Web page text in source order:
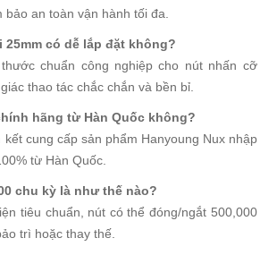
bảo an toàn vận hành tối đa.
có dễ lắp đặt không?
chuẩn công nghiệp cho nút nhấn cỡ
thao tác chắc chắn và bền bỉ.
hãng từ Hàn Quốc không?
kết cung cấp sản phẩm Hanyoung Nux nhập
từ Hàn Quốc.
chu kỳ là như thế nào?
tiêu chuẩn, nút có thể đóng/ngắt 500,000
trì hoặc thay thế.